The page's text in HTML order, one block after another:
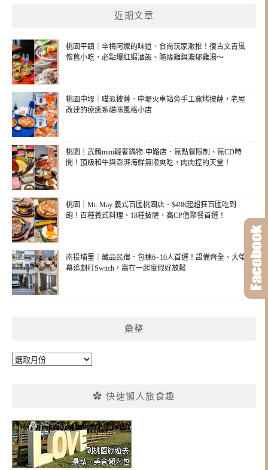
近期文章
桃園平鎮｜辛梅阿嬤的味道．食尚玩家激推！復古文青風
懷舊小吃，必點爆紅蝦滷飯、隨緣雞與濃郁雞湯～
桃園中壢｜喵派披薩．中壢火車站旁手工窯烤披薩，老屋
改建的療癒系貓咪風格小店
桃園｜武鶴mini輕奢鍋物-中路店．無點餐限制、無CD時
間！頂級和牛與澎湃海鮮無限爽吃，肉肉控的天堂！
桃園｜Mr. May 義式百匯桃園店．$498起超狂百匯吃到
飽！百種義式料理、18種披薩，高CP值聚餐首選！
南投埔里｜藏品民宿．包棟6~10人首選！設備齊全、大螢
幕追劇打Switch，窩在一起度假好放鬆
彙整
彙
✿ 快速懶人旅食趣